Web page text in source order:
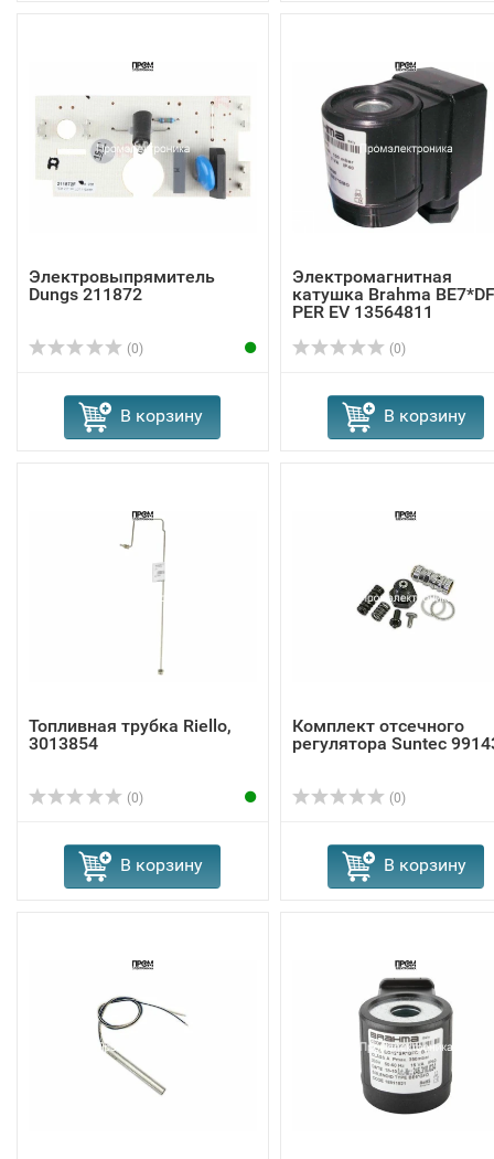
Электровыпрямитель
Dungs 211872
(0)
В корзину
Электромагнитная
катушка Brahma
PER EV 13564811
(0)
В корзину
Топливная трубка Riello,
3013854
(0)
В корзину
Комплект отсечного
регулятора Suntec
(0)
В корзину